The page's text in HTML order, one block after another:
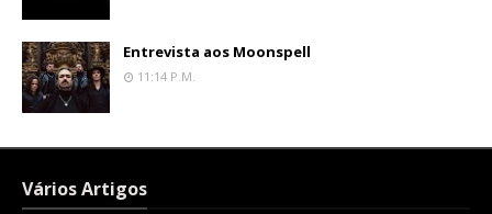
Entrevista aos Moonspell
11:14 P.m.
Vários Artigos